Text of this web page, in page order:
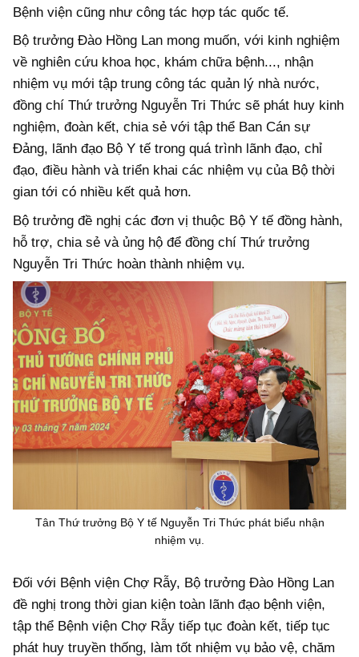
Bệnh viện cũng như công tác hợp tác quốc tế.
Bộ trưởng Đào Hồng Lan mong muốn, với kinh nghiệm
về nghiên cứu khoa học, khám chữa bệnh..., nhận
nhiệm vụ mới tập trung công tác quản lý nhà nước,
đồng chí Thứ trưởng Nguyễn Tri Thức sẽ phát huy kinh
nghiệm, đoàn kết, chia sẻ với tập thể Ban Cán sự
Đảng, lãnh đạo Bộ Y tế trong quá trình lãnh đạo, chỉ
đạo, điều hành và triển khai các nhiệm vụ của Bộ thời
gian tới có nhiều kết quả hơn.
Bộ trưởng đề nghị các đơn vị thuộc Bộ Y tế đồng hành,
hỗ trợ, chia sẻ và ủng hộ để đồng chí Thứ trưởng
Nguyễn Tri Thức hoàn thành nhiệm vụ.
Tân Thứ trưởng Bộ Y tế Nguyễn Tri Thức phát biểu nhận
nhiệm vụ.
Đối với Bệnh viện Chợ Rẫy, Bộ trưởng Đào Hồng Lan
đề nghị trong thời gian kiện toàn lãnh đạo bệnh viện,
tập thể Bệnh viện Chợ Rẫy tiếp tục đoàn kết, tiếp tục
phát huy truyền thống, làm tốt nhiệm vụ bảo vệ, chăm